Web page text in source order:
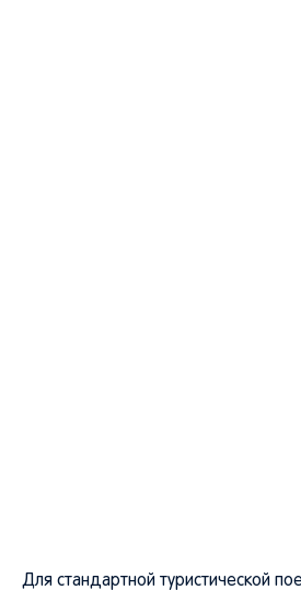
Для стандартной туристической